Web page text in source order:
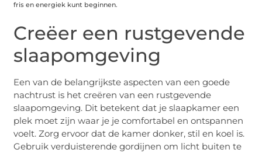
fris en energiek kunt beginnen.
Creëer een rustgevende
slaapomgeving
Een van de belangrijkste aspecten van een goede
nachtrust is het creëren van een rustgevende
slaapomgeving. Dit betekent dat je slaapkamer een
plek moet zijn waar je je comfortabel en ontspannen
voelt. Zorg ervoor dat de kamer donker, stil en koel is.
Gebruik verduisterende gordijnen om licht buiten te